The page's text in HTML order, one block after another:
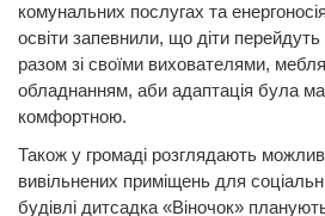
комунальних послугах та
освіти запевнили, що діти
разом зі своїми вихователями,
обладнанням, аби адаптація була
комфортною.
Також у громаді розглядають
вивільнених приміщень для
будівлі дитсадка «Віночок»